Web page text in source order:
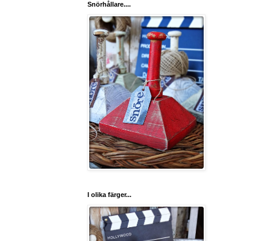
Snörhållare....
I olika färger...